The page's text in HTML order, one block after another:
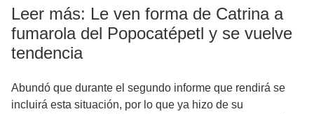
Leer más: Le ven forma de Catrina a
fumarola del Popocatépetl y se vuelve
tendencia
Abundó que durante el segundo informe que rendirá se
incluirá esta situación, por lo que ya hizo de su